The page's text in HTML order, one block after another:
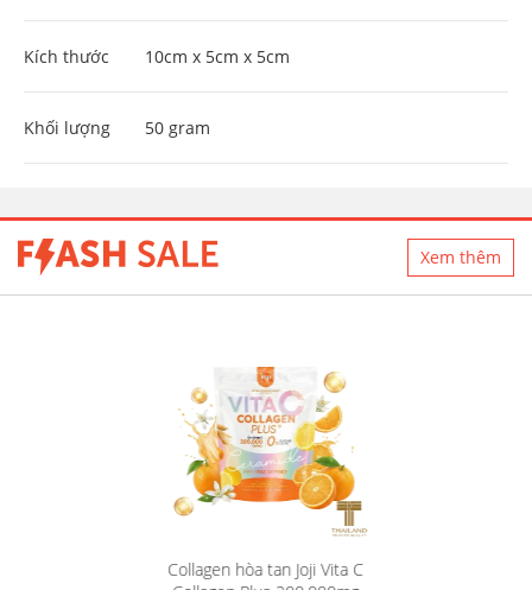
Kích thước 10cm x 5cm x 5cm
Khối lượng 50 gram
Xem thêm
Collagen hòa tan Joji Vita C